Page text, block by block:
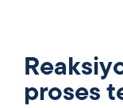
proses